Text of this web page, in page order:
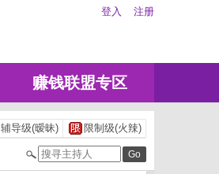
登入 注册
赚钱联盟专区
辅导级(暧昧) 限制级(火辣)